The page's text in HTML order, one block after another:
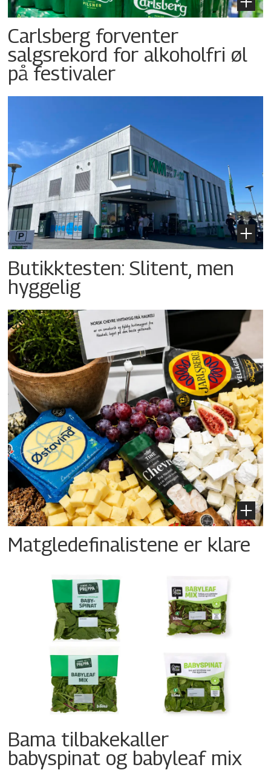
Carlsberg forventer
salgsrekord for alkoholfri øl
på festivaler
Butikktesten: Slitent, men
hyggelig
Matgledefinalistene er klare
Bama tilbakekaller
babyspinat og babyleaf mix